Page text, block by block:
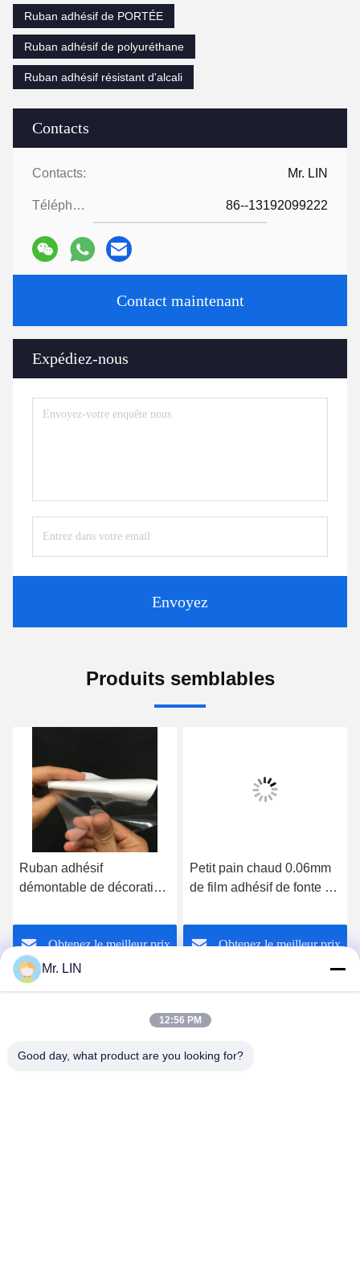
Contacts
Contacts: Mr. LIN
Téléphone: 86--13192099222
Contact maintenant
Expédiez-nous
Envoyez
Ruban adhésif de PORTÉE
Ruban adhésif de polyuréthane
Ruban adhésif résistant d'alcali
Produits semblables
Ruban adhésif
démontable de décoration
chaleur de ruban adhésif
Obtenez le meilleur prix
Petit pain chaud 0.06mm
de film adhésif de fonte de
thermoplastique 0.08mm
100% compositions en
Obtenez le meilleur prix
Guangdong Jinhonghai New Material
Mr. LIN
12:56 PM
Good day, what product are you looking for?